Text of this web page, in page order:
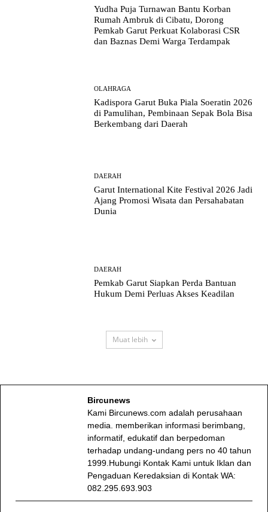
Yudha Puja Turnawan Bantu Korban
Rumah Ambruk di Cibatu, Dorong
Pemkab Garut Perkuat Kolaborasi CSR
dan Baznas Demi Warga Terdampak
OLAHRAGA
Kadispora Garut Buka Piala Soeratin 2026
di Pamulihan, Pembinaan Sepak Bola Bisa
Berkembang dari Daerah
DAERAH
Garut International Kite Festival 2026 Jadi
Ajang Promosi Wisata dan Persahabatan
Dunia
DAERAH
Pemkab Garut Siapkan Perda Bantuan
Hukum Demi Perluas Akses Keadilan
Muat lebih
Bircunews
Kami Bircunews.com adalah perusahaan
media. memberikan informasi berimbang,
informatif, edukatif dan berpedoman
terhadap undang-undang pers no 40 tahun
1999.Hubungi Kontak Kami untuk Iklan dan
Pengaduan Keredaksian di Kontak WA:
082.295.693.903